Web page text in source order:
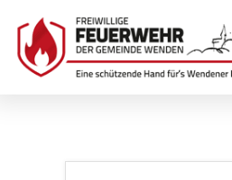
Hauptnavigation
springen
Inhalt
springen